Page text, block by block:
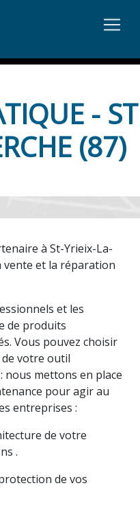
- ST
(87)
à St-Yrieix-La-
vente et la réparation
et les
de produits
Vous pouvez choisir
votre outil
mettons en place
pour agir au
entreprises :
de votre
.
de vos